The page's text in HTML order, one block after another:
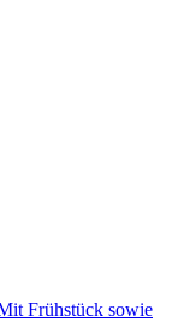
Frühstück sowie